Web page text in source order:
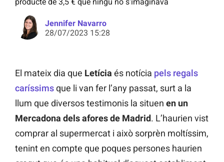
Jennifer Navarro
28/07/2023 15:28
El mateix dia que Letícia és notícia pels regals
caríssimsque li van fer l’any passat, surt a la
llum que diversos testimonis la situen en un
Mercadona dels afores de Madrid. L’haurien vist
comprar al supermercat i això sorprèn moltíssim,
tenint en compte que poques persones haurien